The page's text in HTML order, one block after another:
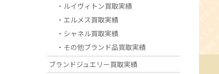
・ルイヴィトン買取実績
・エルメス買取実績
・シャネル買取実績
・その他ブランド品買取実績
ブランドジュエリー買取実績